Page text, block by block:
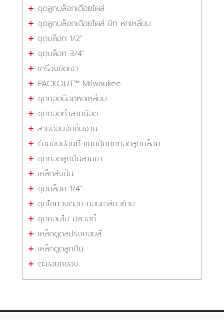
ชุดลูกบล็อกเดือยโผล่
ชุดลูกบล็อกเดือยโผล่ บิท หกเหลี่ยม
ชุดบล็อก 1/2"
ชุดบล็อค 3/4"
เครื่องขัดเงา
PACKOUT™ Milwaukee
ชุดถอดน๊อตหกเหลี่ยม
ชุดถอดทำลายน๊อต
สายอ่อนจับชิ้นงาน
ด้ามขันปอนด์ แบบปุ่มกดถอดลูกบล็อค
ชุดถอดลูกปืนสามขา
เหล็กส่งปิ้น
ชุดบล็อค 1/4"
ชุดไขควงตอก+ถอนเกลียวซ้าย
ชุดคอมโบ มิลวอกี้
เหล็กดูดสปริงคอยส์
เหล็กดูดลูกปืน
ตะขอยกของ